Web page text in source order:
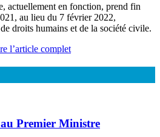
actuellement en fonction, prend fin
au lieu du 7 février 2022,
droits humains et de la société civile.
l’article complet
Premier Ministre